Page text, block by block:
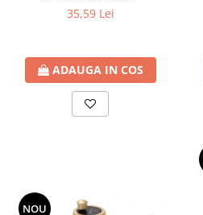
Banda perimetrala
Pachete incalzire in pardoseala
Pompe de caldura
Termostate de Ambient
Produse Amenajare Baie
35,59 Lei
ADAUGA IN COS
NOU